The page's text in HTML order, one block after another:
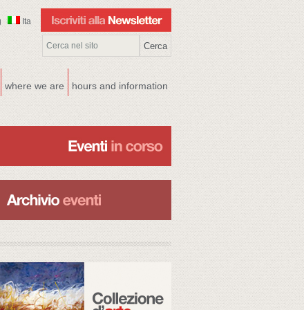
Ita
where we are hours and information